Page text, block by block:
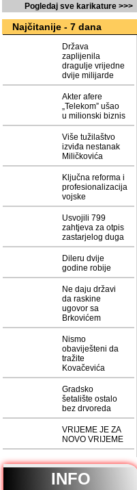
Pogledaj sve karikature >>>
Najčitanije - 7 dana
Država
zaplijenila
dragulje vrijedne
dvije milijarde
Akter afere
„Telekom” ušao
u milionski biznis
Više tužilaštvo
izviđa nestanak
Miličkovića
Ključna reforma i
profesionalizacija
vojske
Usvojili 799
zahtjeva za otpis
zastarjelog duga
Dileru dvije
godine robije
Ne daju državi
da raskine
ugovor sa
Brkovićem
Nismo
obaviješteni da
tražite
Kovačevića
Gradsko
šetalište ostalo
bez drvoreda
VRIJEME JE ZA
NOVO VRIJEME
INFO